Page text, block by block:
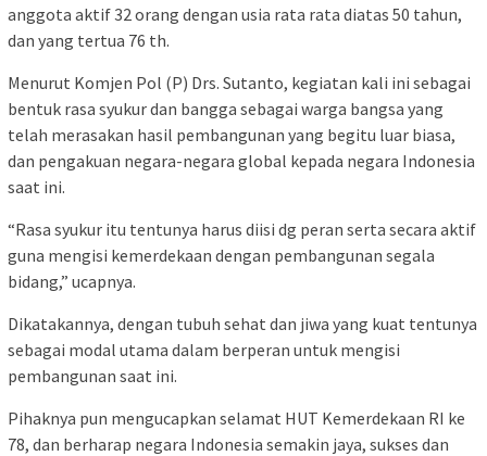
anggota aktif 32 orang dengan usia rata rata diatas 50 tahun,
dan yang tertua 76 th.
Menurut Komjen Pol (P) Drs. Sutanto, kegiatan kali ini sebagai
bentuk rasa syukur dan bangga sebagai warga bangsa yang
telah merasakan hasil pembangunan yang begitu luar biasa,
dan pengakuan negara-negara global kepada negara Indonesia
saat ini.
“Rasa syukur itu tentunya harus diisi dg peran serta secara aktif
guna mengisi kemerdekaan dengan pembangunan segala
bidang,” ucapnya.
Dikatakannya, dengan tubuh sehat dan jiwa yang kuat tentunya
sebagai modal utama dalam berperan untuk mengisi
pembangunan saat ini.
Pihaknya pun mengucapkan selamat HUT Kemerdekaan RI ke
78, dan berharap negara Indonesia semakin jaya, sukses dan